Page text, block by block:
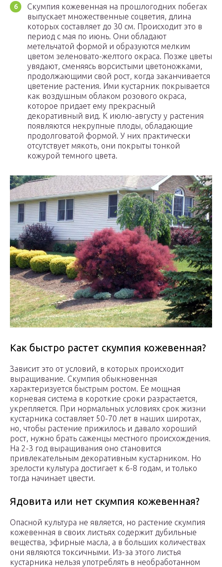
Скумпия кожевенная на прошлогодних побегах
выпускает множественные соцветия, длина
которых составляет до 30 см. Происходит это в
период с мая по июнь. Они обладают
метельчатой формой и образуются мелким
цветом зеленовато-желтого окраса. Позже цветы
увядают, сменяясь ворсистыми цветоножками,
продолжающими свой рост, когда заканчивается
цветение растения. Ими кустарник покрывается
как воздушным облаком розового окраса,
которое придает ему прекрасный
декоративный вид. К июлю-августу у растения
появляются некрупные плоды, обладающие
продолговатой формой. У них практически
отсутствует мякоть, они покрыты тонкой
кожурой темного цвета.
Как быстро растет скумпия кожевенная?
Зависит это от условий, в которых происходит
выращивание. Скумпия обыкновенная
характеризуется быстрым ростом. Ее мощная
корневая система в короткие сроки разрастается,
укрепляется. При нормальных условиях срок жизни
кустарника составляет 50-70 лет в наших широтах,
но, чтобы растение прижилось и давало хороший
рост, нужно брать саженцы местного происхождения.
На 2-3 год выращивания оно становится
привлекательным декоративным кустарником. Но
зрелости культура достигает к 6-8 годам, и только
тогда начинает цвести.
Ядовита или нет скумпия кожевенная?
Опасной культура не является, но растение скумпия
кожевенная в своих листьях содержит дубильные
вещества, эфирные масла, а в больших количествах
они являются токсичными. Из-за этого листья
кустарника нельзя употреблять в необработанном